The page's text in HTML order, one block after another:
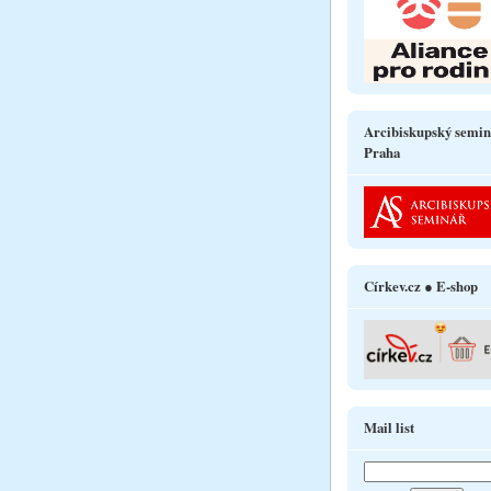
Arcibiskupský
Praha
Církev.cz ● E-shop
Mail list